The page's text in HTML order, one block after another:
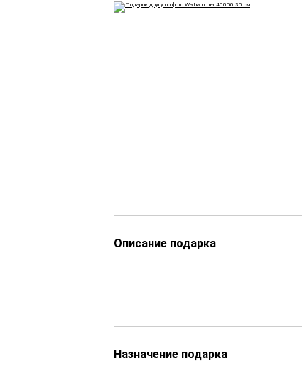
Описание подарка
Назначение подарка